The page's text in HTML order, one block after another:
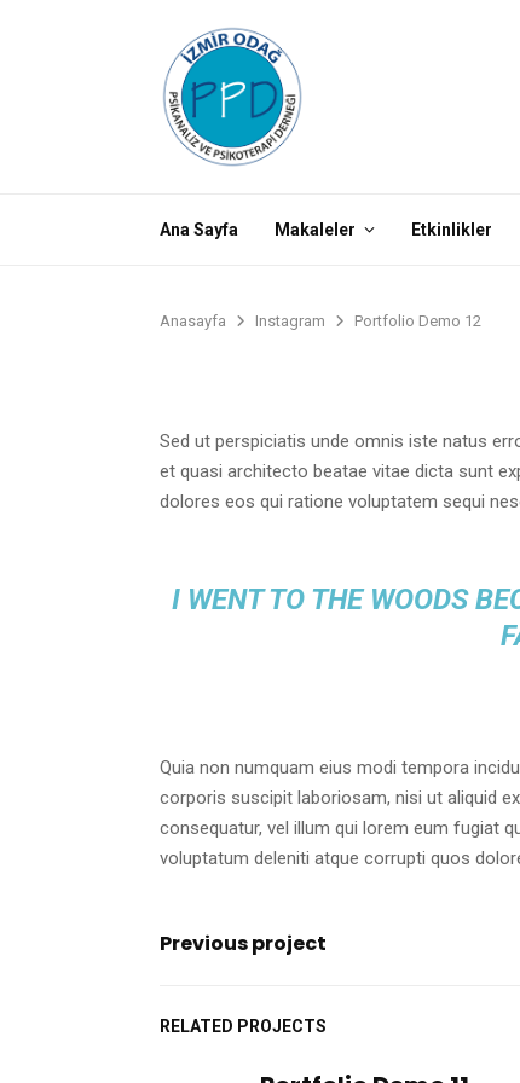
Ana Sayfa Makaleler Etkinlikler
Anasayfa Instagram Portfolio Demo 12
Sed ut perspiciatis unde omnis iste natus
et quasi architecto beatae vitae dicta sunt
dolores eos qui ratione voluptatem sequi
I WENT TO THE WOODS
Quia non numquam eius modi tempora
corporis suscipit laboriosam, nisi ut aliquid
consequatur, vel illum qui lorem eum fugiat
voluptatum deleniti atque corrupti quos
Previous project
RELATED PROJECTS